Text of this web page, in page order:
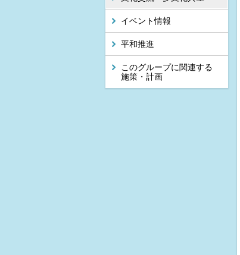
イベント情報
平和推進
このグループに関連する
施策・計画